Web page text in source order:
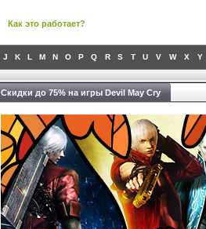
Как это работает?
J K L M N O P Q R S T U V W X Y
Скидки до 75% на игры Devil May Cry